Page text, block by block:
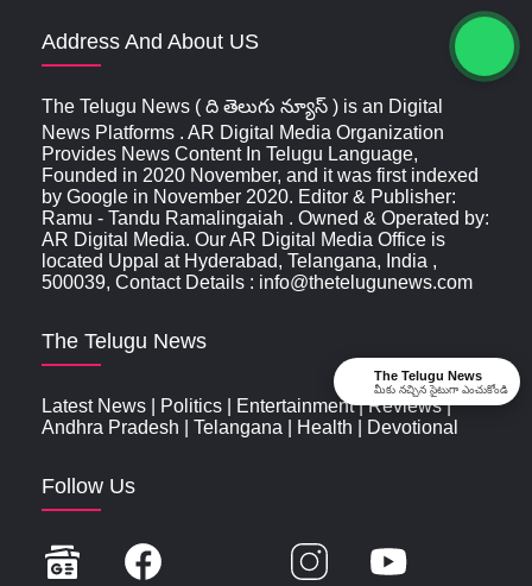
Address And About US
The Telugu News ( ది తెలుగు న్యూస్‌ ) is an Digital
News Platforms . AR Digital Media Organization
Provides News Content In Telugu Language,
Founded in 2020 November, and it was first indexed
by Google in November 2020. Editor & Publisher:
Ramu - Tandu Ramalingaiah . Owned & Operated by:
AR Digital Media. Our AR Digital Media Office is
located Uppal at Hyderabad, Telangana, India ,
500039, Contact Details : info@thetelugunews.com
The Telugu News
Latest News Politics Entertainment|Reviews|
Andhra Pradesh
Telangana Health Devotional
Follow Us
The Telugu News
మీకు నచ్చిన సైటుగా ఎంచుకోండి